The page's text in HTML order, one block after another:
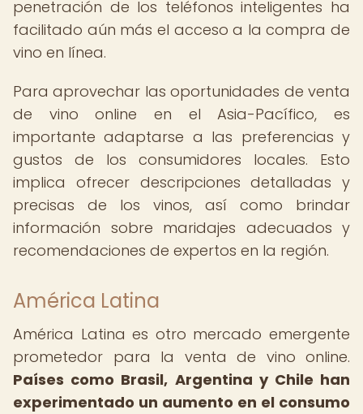
penetración de los teléfonos inteligentes ha
facilitado aún más el acceso a la compra de
vino en línea.
Para aprovechar las oportunidades de venta
de vino online en el Asia-Pacífico, es
importante adaptarse a las preferencias y
gustos de los consumidores locales. Esto
implica ofrecer descripciones detalladas y
precisas de los vinos, así como brindar
información sobre maridajes adecuados y
recomendaciones de expertos en la región.
América Latina
América Latina es otro mercado emergente
prometedor para la venta de vino online.
Países como Brasil, Argentina y Chile han
experimentado un aumento en el consumo